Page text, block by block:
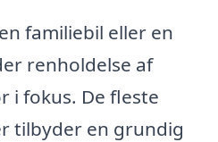
familiebil eller en
renholdelse af
i fokus. De fleste
tilbyder en grundig